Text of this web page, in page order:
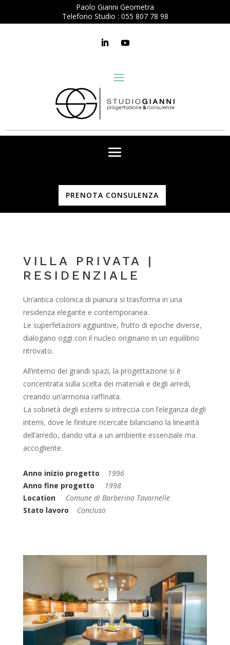
Paolo Gianni Geometra
Telefono Studio : 055 807 78 98
PRENOTA CONSULENZA
VILLA PRIVATA |
RESIDENZIALE
Un’antica colonica di pianura si trasforma in una
residenza elegante e contemporanea.
Le superfetazioni aggiuntive, frutto di epoche diverse,
dialogano oggi con il nucleo originario in un equilibrio
ritrovato.
All’interno dei grandi spazi, la progettazione si è
concentrata sulla scelta dei materiali e degli arredi,
creando un’armonia raffinata.
La sobrietà degli esterni si intreccia con l’eleganza degli
interni, dove le finiture ricercate bilanciano la linearità
dell’arredo, dando vita a un ambiente essenziale ma
accogliente.
Anno inizio progetto
1996
Anno fine progetto
1998
Location
Comune di Barberino Tavarnelle
Stato lavoro
Concluso